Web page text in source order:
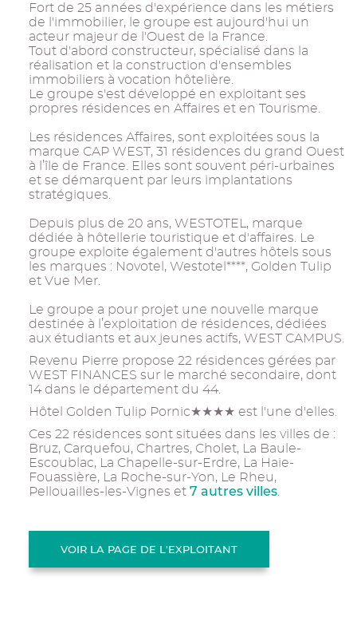
Fort de 25 années d'expérience dans les métiers
de l'immobilier, le groupe est aujourd'hui un
acteur majeur de l'Ouest de la France.
Tout d'abord constructeur, spécialisé dans la
réalisation et la construction d'ensembles
immobiliers à vocation hôtelière.
Le groupe s'est développé en exploitant ses
propres résidences en Affaires et en Tourisme.
Les résidences Affaires, sont exploitées sous la
marque CAP WEST, 31 résidences du grand Ouest
à l’île de France. Elles sont souvent péri-urbaines
et se démarquent par leurs implantations
stratégiques.
Depuis plus de 20 ans, WESTOTEL, marque
dédiée à hôtellerie touristique et d'affaires. Le
groupe exploite également d'autres hôtels sous
les marques : Novotel, Westotel****, Golden Tulip
et Vue Mer.
Le groupe a pour projet une nouvelle marque
destinée à l’exploitation de résidences, dédiées
aux étudiants et aux jeunes actifs, WEST CAMPUS.
Revenu Pierre propose 22 résidences gérées par
WEST FINANCES sur le marché secondaire, dont
14 dans le département du 44.
Hôtel Golden Tulip Pornic★★★★ est l'une d'elles.
Ces 22 résidences sont situées dans les villes de :
Bruz, Carquefou, Chartres, Cholet, La Baule-
Escoublac, La Chapelle-sur-Erdre, La Haie-
Fouassière, La Roche-sur-Yon, Le Rheu,
Pellouailles-les-Vignes et 7 autres villes
VOIR LA PAGE DE L'EXPLOITANT